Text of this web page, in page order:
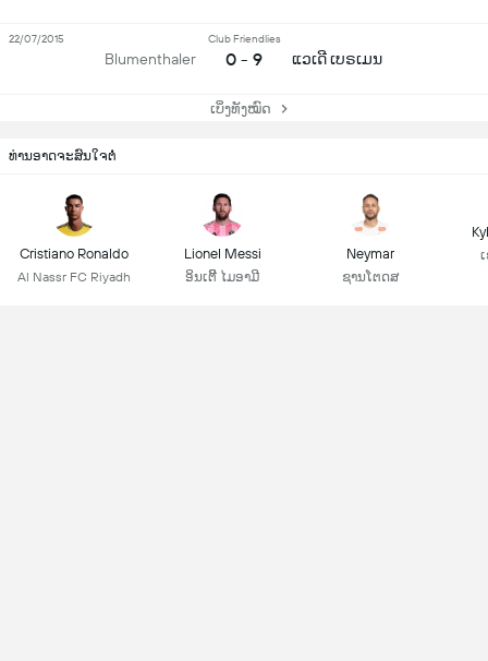
Blumenthaler
Club Friendlies
0 - 9 ແວເດີ ເບຣເມນ
22/07/2015
ເບິ່ງທັງໝົດ
ທ່ານອາດຈະສົນໃຈຕໍ່
Cristiano Ronaldo
Al Nassr FC Riyadh
Lionel Messi
ອິນເຕີີ ໄມອາມີ
Neymar
ຊານໂຕດສ